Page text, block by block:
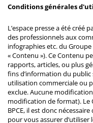
Conditions générales
L’espace presse a été créé
des professionnels aux
infographies etc. du Groupe
« Contenu »). Ce Contenu
rapports, articles, ou plus
fins d’information du public
utilisation commerciale ou
exclue. Aucune
modification de format). Le
BPCE, il est donc
pour vous assurer